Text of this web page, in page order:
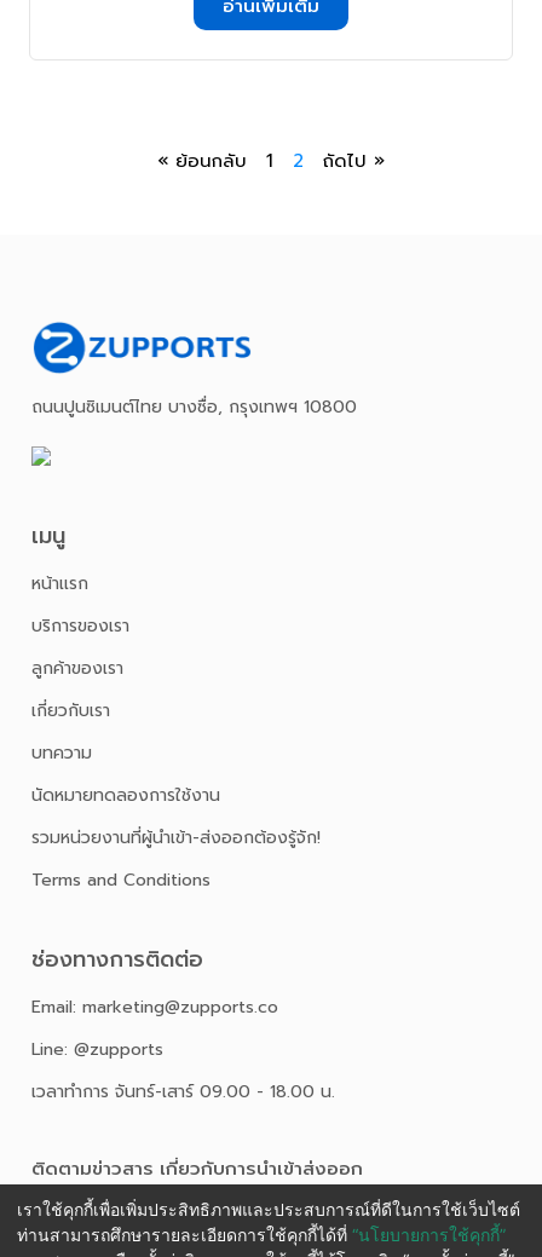
อ่านเพิ่มเติม
« ย้อนกลับ 1 2 ถัดไป »
ถนนปูนซิเมนต์ไทย บางซื่อ, กรุงเทพฯ 10800
เมนู
หน้าเเรก
บริการของเรา
ลูกค้าของเรา
เกี่ยวกับเรา
บทความ
นัดหมายทดลองการใช้งาน
รวมหน่วยงานที่ผู้นำเข้า-ส่งออกต้องรู้จัก!
Terms and Conditions
ช่องทางการติดต่อ
Email: marketing@zupports.co
Line: @zupports
เวลาทำการ จันทร์-เสาร์ 09.00 - 18.00 น.
ติดตามข่าวสาร เกี่ยวกับการนําเข้าส่งออก
เราใช้คุกกี้เพื่อเพิ่มประสิทธิภาพและประสบการณ์ที่ดีในการใช้เว็บไซต์
ท่านสามารถศึกษารายละเอียดการใช้คุกกี้ได้ที่ “นโยบายการใช้คุกกี้”